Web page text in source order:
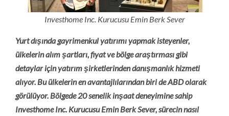
Investhome Inc. Kurucusu Emin Berk Sever
Yurt dışında gayrimenkul yatırımı yapmak isteyenler,
ülkelerin alım şartları, fiyat ve bölge araştırması gibi
detaylar için yatırım şirketlerinden danışmanlık hizmeti
alıyor. Bu ülkelerin en avantajlılarından biri de ABD olarak
görülüyor. Bölgede 20 senelik inşaat deneyimine sahip
Investhome Inc. Kurucusu Emin Berk Sever, sürecin nasıl